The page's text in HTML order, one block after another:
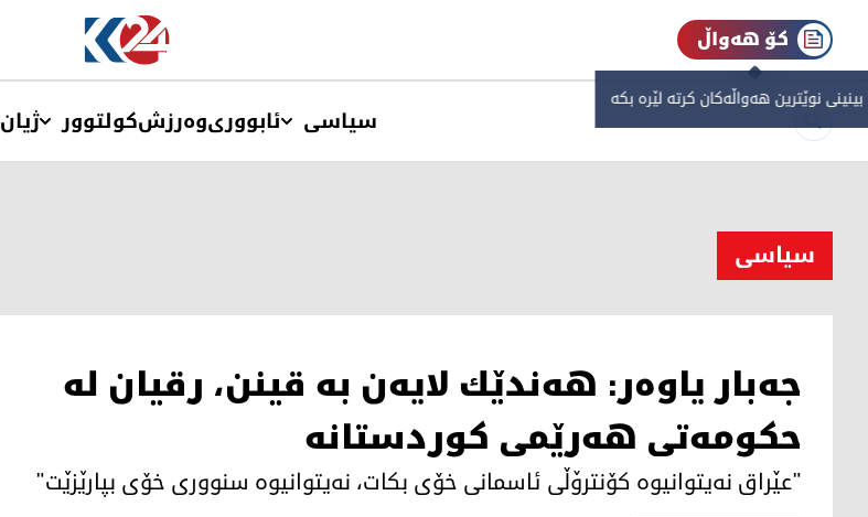
کۆ هەواڵ
نوێترین هەواڵەکان کرتە لێرە بکە
سیاسی ئابووریوەرزشکولتوور ژیان
سیاسی
جه‌بار یاوه‌ر: هه‌ندێك لایه‌ن به‌ قینن، رقیان له‌
حكومه‌تی هه‌رێمی كوردستانه‌
"عێراق نه‌یتوانیوه‌ كۆنترۆڵی ئاسمانی خۆی بكات، نه‌یتوانیوه‌ سنووری خۆی بپارێزێت"